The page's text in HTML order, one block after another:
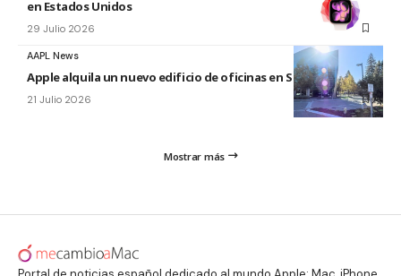
en Estados Unidos
29 Julio 2026
AAPL News
Apple alquila un nuevo edificio de oficinas en Sunnyvale
21 Julio 2026
Mostrar más